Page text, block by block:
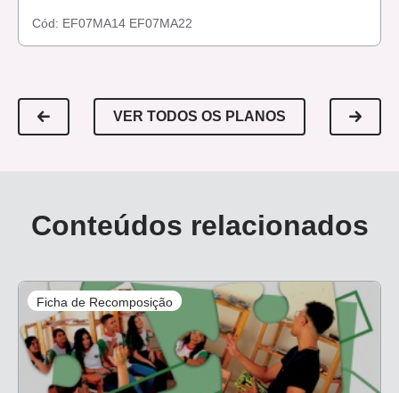
Cód: EF07MA14 EF07MA22
VER TODOS OS PLANOS
Conteúdos relacionados
Ficha de Recomposição